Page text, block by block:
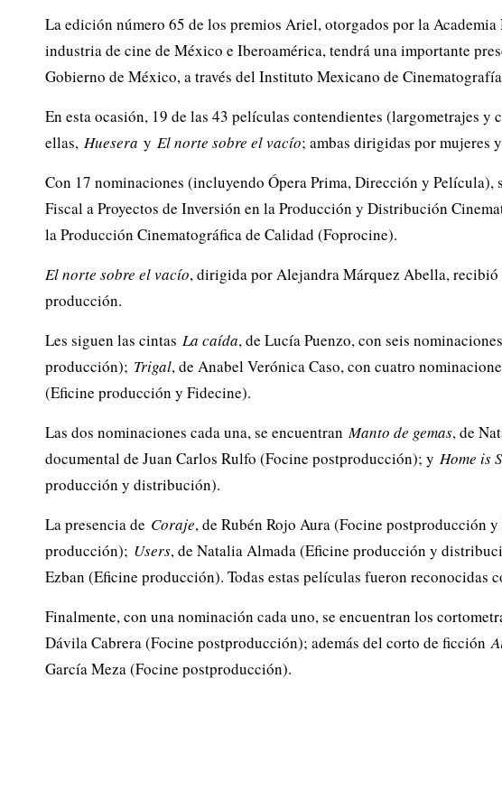
n
e
s
C
in
e
m
a
La edición número 65 de los premios Ariel, otorgados por la
industria de cine de México e Iberoamérica, tendrá una importante
Gobierno de México, a través del Instituto Mexicano de
En esta ocasión, 19 de las 43 películas contendientes (largometrajes
ellas, Huesera y El norte sobre el vacío; ambas dirigidas por mujeres
Con 17 nominaciones (incluyendo Ópera Prima, Dirección y Película),
Fiscal a Proyectos de Inversión en la Producción y Distribución
la Producción Cinematográfica de Calidad (Foprocine).
El norte sobre el vacío, dirigida por Alejandra Márquez Abella,
producción.
Les siguen las cintas La caída, de Lucía Puenzo, con seis
producción); Trigal, de Anabel Verónica Caso, con cuatro
(Eficine producción y Fidecine).
Las dos nominaciones cada una, se encuentranManto de gemas, de
documental de Juan Carlos Rulfo (Focine postproducción); y Home is
producción y distribución).
La presencia de Coraje, de Rubén Rojo Aura (Focine postproducción
producción); Users, de Natalia Almada (Eficine producción y
Ezban (Eficine producción). Todas estas películas fueron reconocidas
Finalmente, con una nominación cada uno, se encuentran los
Dávila Cabrera (Focine postproducción); además del corto de ficción
García Meza (Focine postproducción).